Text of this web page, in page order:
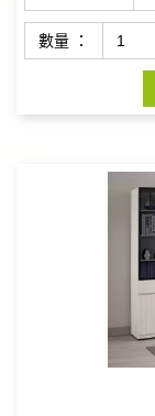
數量 ：